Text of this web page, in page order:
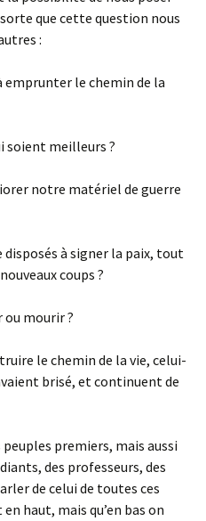
que cette question nous
:
emprunter le chemin de la
soient meilleurs ?
notre matériel de guerre
disposés à signer la paix, tout
coups ?
mourir ?
le chemin de la vie, celui-
brisé, et continuent de
premiers, mais aussi
des professeurs, des
de celui de toutes ces
haut, mais qu’en bas on